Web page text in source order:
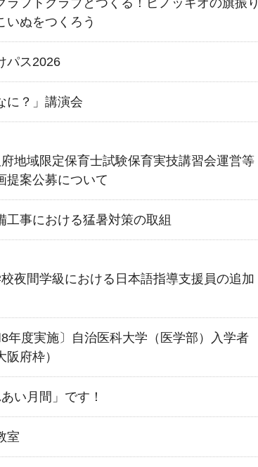
いぬをつくろう
パス2026
に？」講演会
府地域限定保育士試験保育実技講習会運営等
提案公募について
工事における猛暑対策の取組
夜間学級における日本語指導支援員の追加
年度実施〕自治医科大学（医学部）入学者
府枠）
い月間」です！
室